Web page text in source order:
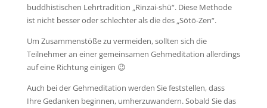
buddhistischen Lehrtradition „Rinzai-shū“. Diese Methode
ist nicht besser oder schlechter als die des „Sōtō-Zen“.
Um Zusammenstöße zu vermeiden, sollten sich die
Teilnehmer an einer gemeinsamen Gehmeditation allerdings
auf eine Richtung einigen 😉
Auch bei der Gehmeditation werden Sie feststellen, dass
Ihre Gedanken beginnen, umherzuwandern. Sobald Sie das